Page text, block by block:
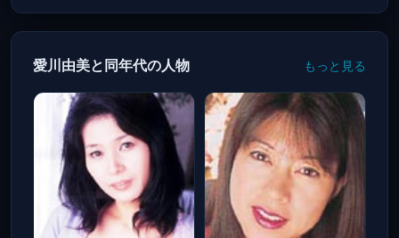
愛川由美と同年代の人物 もっと見る